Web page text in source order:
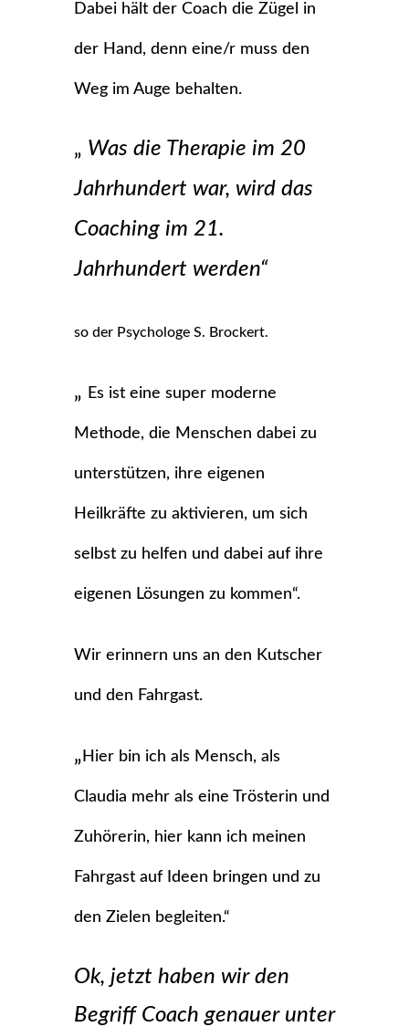
Dabei hält der Coach die Zügel in
der Hand, denn eine/r muss den
Weg im Auge behalten.
„ Was die Therapie im 20
Jahrhundert war, wird das
Coaching im 21.
Jahrhundert werden“
so der Psychologe S. Brockert.
„ Es ist eine super moderne
Methode, die Menschen dabei zu
unterstützen, ihre eigenen
Heilkräfte zu aktivieren, um sich
selbst zu helfen und dabei auf ihre
eigenen Lösungen zu kommen“.
Wir erinnern uns an den Kutscher
und den Fahrgast.
„ Hier bin ich als Mensch, als
Claudia mehr als eine Trösterin und
Zuhörerin, hier kann ich meinen
Fahrgast auf Ideen bringen und zu
den Zielen begleiten.“
Ok, jetzt haben wir den
Begriff Coach genauer unter